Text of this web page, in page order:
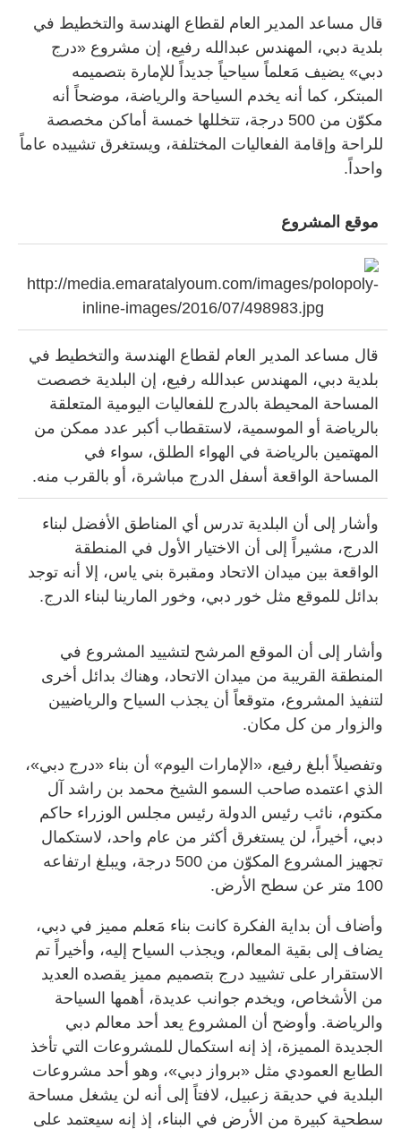
قال مساعد المدير العام لقطاع الهندسة والتخطيط في
بلدية دبي، المهندس عبدالله رفيع، إن مشروع «درج
دبي» يضيف مَعلماً سياحياً جديداً للإمارة بتصميمه
المبتكر، كما أنه يخدم السياحة والرياضة، موضحاً أنه
مكوّن من 500 درجة، تتخللها خمسة أماكن مخصصة
للراحة وإقامة الفعاليات المختلفة، ويستغرق تشييده عاماً
واحداً.
موقع المشروع
قال مساعد المدير العام لقطاع الهندسة والتخطيط في
بلدية دبي، المهندس عبدالله رفيع، إن البلدية خصصت
المساحة المحيطة بالدرج للفعاليات اليومية المتعلقة
بالرياضة أو الموسمية، لاستقطاب أكبر عدد ممكن من
المهتمين بالرياضة في الهواء الطلق، سواء في
المساحة الواقعة أسفل الدرج مباشرة، أو بالقرب منه.
وأشار إلى أن البلدية تدرس أي المناطق الأفضل لبناء
الدرج، مشيراً إلى أن الاختيار الأول في المنطقة
الواقعة بين ميدان الاتحاد ومقبرة بني ياس، إلا أنه توجد
بدائل للموقع مثل خور دبي، وخور المارينا لبناء الدرج.
وأشار إلى أن الموقع المرشح لتشييد المشروع في
المنطقة القريبة من ميدان الاتحاد، وهناك بدائل أخرى
لتنفيذ المشروع، متوقعاً أن يجذب السياح والرياضيين
والزوار من كل مكان.
وتفصيلاً أبلغ رفيع، «الإمارات اليوم» أن بناء «درج دبي»،
الذي اعتمده صاحب السمو الشيخ محمد بن راشد آل
مكتوم، نائب رئيس الدولة رئيس مجلس الوزراء حاكم
دبي، أخيراً، لن يستغرق أكثر من عام واحد، لاستكمال
تجهيز المشروع المكوّن من 500 درجة، ويبلغ ارتفاعه
100 متر عن سطح الأرض.
وأضاف أن بداية الفكرة كانت بناء مَعلم مميز في دبي،
يضاف إلى بقية المعالم، ويجذب السياح إليه، وأخيراً تم
الاستقرار على تشييد درج بتصميم مميز يقصده العديد
من الأشخاص، ويخدم جوانب عديدة، أهمها السياحة
والرياضة. وأوضح أن المشروع يعد أحد معالم دبي
الجديدة المميزة، إذ إنه استكمال للمشروعات التي تأخذ
الطابع العمودي مثل «برواز دبي»، وهو أحد مشروعات
البلدية في حديقة زعبيل، لافتاً إلى أنه لن يشغل مساحة
سطحية كبيرة من الأرض في البناء، إذ إنه سيعتمد على